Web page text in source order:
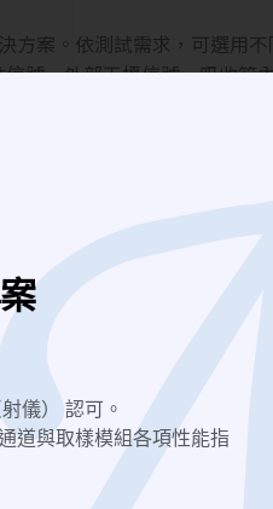
案。依測試需求，可選用不
號、外部干擾信號，吸收箱
儀） 認可。
道與取樣模組各項性能指